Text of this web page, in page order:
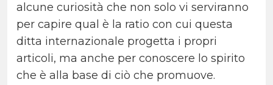
alcune curiosità che non solo vi serviranno
per capire qual è la ratio con cui questa
ditta internazionale progetta i propri
articoli, ma anche per conoscere lo spirito
che è alla base di ciò che promuove.